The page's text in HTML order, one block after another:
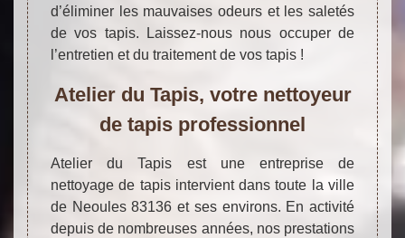
d’éliminer les mauvaises odeurs et les saletés
de vos tapis. Laissez-nous nous occuper de
l’entretien et du traitement de vos tapis !
Atelier du Tapis, votre nettoyeur
de tapis professionnel
Atelier du Tapis est une entreprise de
nettoyage de tapis intervient dans toute la ville
de Neoules 83136 et ses environs. En activité
depuis de nombreuses années, nos prestations